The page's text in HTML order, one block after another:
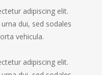
adipiscing elit.
dui, sed sodales
vehicula.
adipiscing elit.